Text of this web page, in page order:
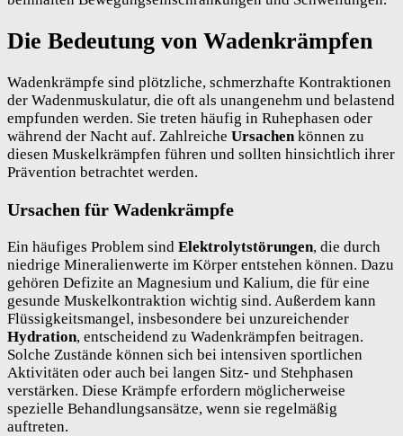
Die Bedeutung von Wadenkrämpfen
Wadenkrämpfe sind plötzliche, schmerzhafte Kontraktionen
der Wadenmuskulatur, die oft als unangenehm und belastend
empfunden werden. Sie treten häufig in Ruhephasen oder
während der Nacht auf. Zahlreiche Ursachenkönnen zu
diesen Muskelkrämpfen führen und sollten hinsichtlich ihrer
Prävention betrachtet werden.
Ursachen für Wadenkrämpfe
Ein häufiges Problem sind Elektrolytstörungen, die durch
niedrige Mineralienwerte im Körper entstehen können. Dazu
gehören Defizite an Magnesium und Kalium, die für eine
gesunde Muskelkontraktion wichtig sind. Außerdem kann
Flüssigkeitsmangel, insbesondere bei unzureichender
Hydration, entscheidend zu Wadenkrämpfen beitragen.
Solche Zustände können sich bei intensiven sportlichen
Aktivitäten oder auch bei langen Sitz- und Stehphasen
verstärken. Diese Krämpfe erfordern möglicherweise
spezielle Behandlungsansätze, wenn sie regelmäßig
auftreten.